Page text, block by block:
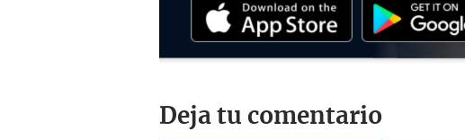
Deja tu comentario